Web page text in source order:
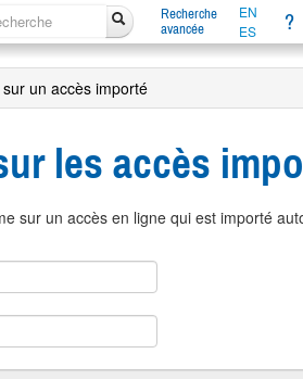
Recherche
avancée
EN
ES
?
un accès importé
les accès
sur un accès en ligne qui est importé